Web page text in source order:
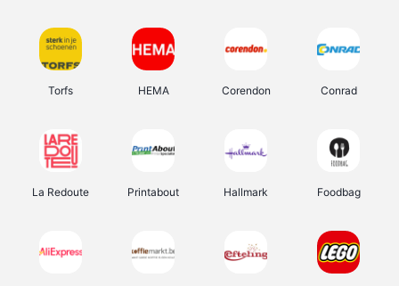
Torfs HEMA Corendon Conrad
La Redoute Printabout Hallmark Foodbag